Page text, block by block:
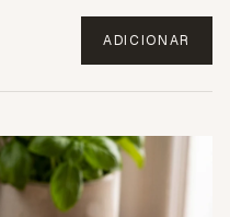
ADICIONAR